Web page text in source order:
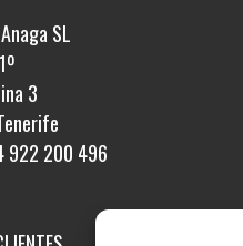
SL
3
922 200 496